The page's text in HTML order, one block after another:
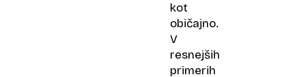
kot
običajno.
V
resnejših
primerih